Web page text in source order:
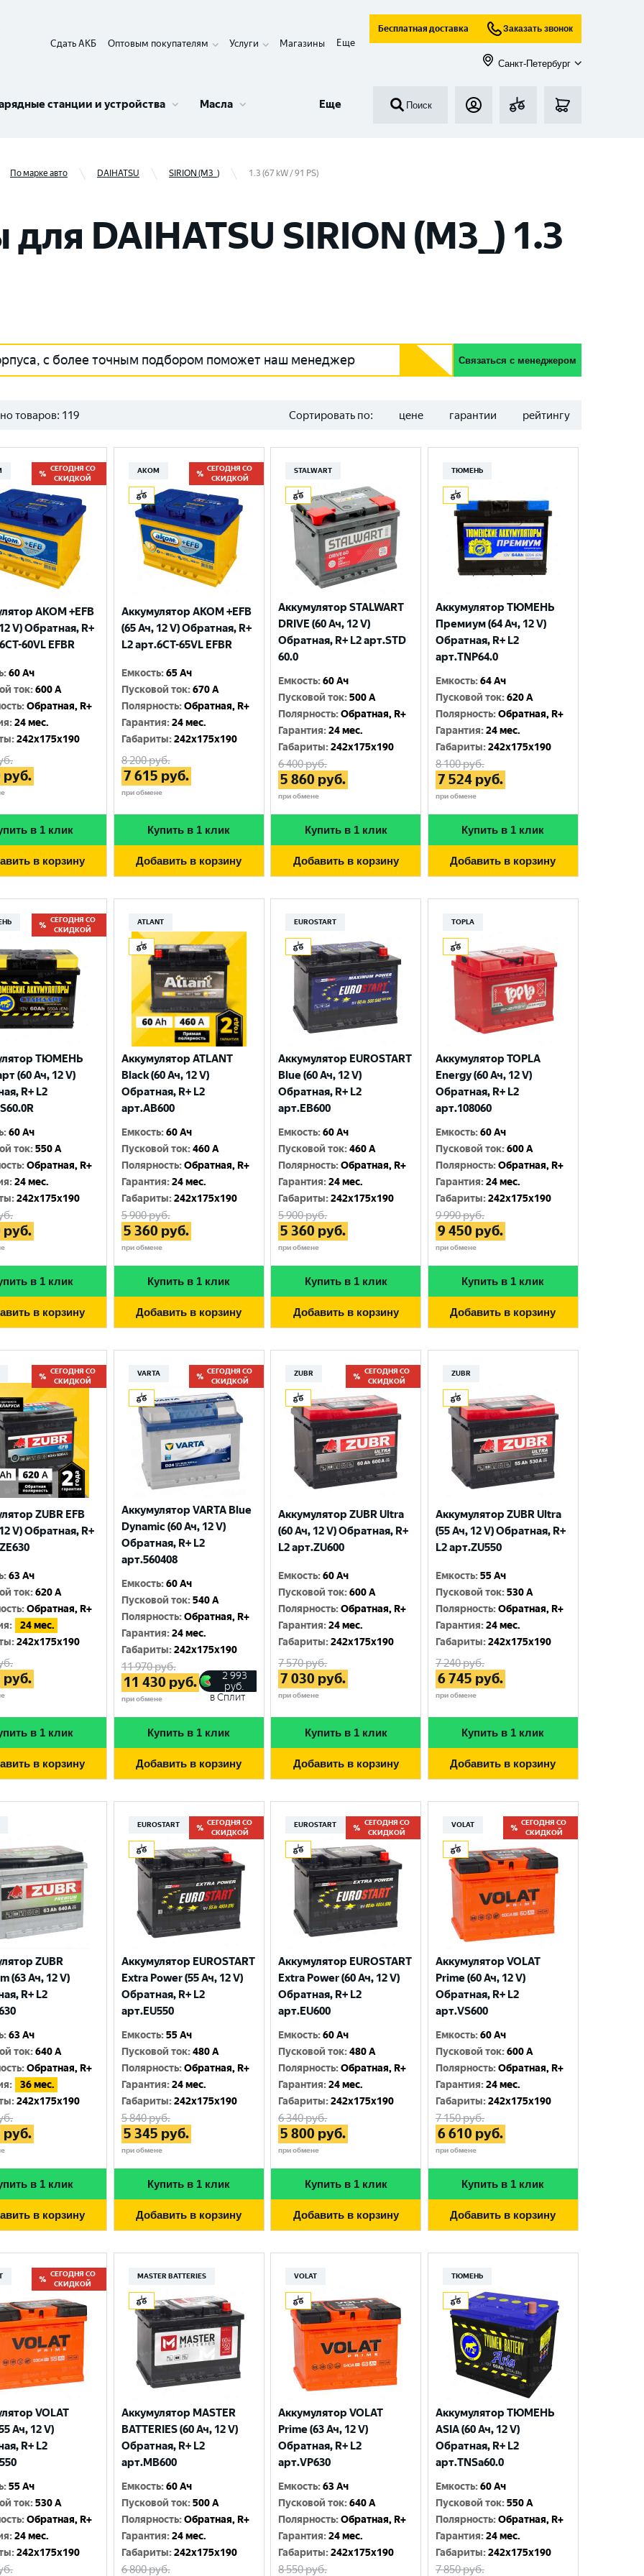
Сдать АКБ Оптовым покупателям Услуги Магазины Еще
Бесплатная доставка Заказать звонок
Санкт-Петербург
станции и устройства Масла Еще Поиск
По марке авто DAIHATSU SIRION (M3_) 1.3 (67 kW / 91 PS)
DAIHATSU SIRION (M3_) 1.3
с более точным подбором поможет наш менеджер Связаться с менеджером
товаров: 119 Сортировать по: цене гарантии рейтингу
СЕГОДНЯ СО
СКИДКОЙ
AKOM +EFB
V) Обратная, R+
60VL EFBR
:60 Ач
ток:600 A
:Обратная, R+
:24 мес.
:242x175x190
руб.
в 1 клик
в корзину
АКОМ
СЕГОДНЯ СО
СКИДКОЙ
Аккумулятор AKOM +EFB
(65 Ач, 12 V) Обратная, R+
L2 арт.6CT-65VL EFBR
Емкость:65 Ач
Пусковой ток:670 A
Полярность:Обратная, R+
Гарантия:24 мес.
Габариты:242x175x190
8 200руб.
7 615 руб.
при обмене
Купить в 1 клик
Добавить в корзину
STALWART
Аккумулятор STALWART
DRIVE (60 Ач, 12 V)
Обратная, R+ L2 арт.STD
60.0
Емкость:60 Ач
Пусковой ток:500 A
Полярность:Обратная, R+
Гарантия:24 мес.
Габариты:242x175x190
6 400руб.
5 860 руб.
при обмене
Купить в 1 клик
Добавить в корзину
ТЮМЕНЬ
Аккумулятор ТЮМЕНЬ
Премиум (64 Ач, 12 V)
Обратная, R+ L2
арт.TNP64.0
Емкость:64 Ач
Пусковой ток:620 A
Полярность:Обратная, R+
Гарантия:24 мес.
Габариты:242x175x190
8 100руб.
7 524руб.
при обмене
Купить в 1 клик
Добавить в корзину
СЕГОДНЯ СО
СКИДКОЙ
ТЮМЕНЬ
(60 Ач, 12 V)
R+ L2
:60 Ач
ток:550 A
:Обратная, R+
:24 мес.
:242x175x190
руб.
в 1 клик
в корзину
ATLANT
Аккумулятор ATLANT
Black (60 Ач, 12 V)
Обратная, R+ L2
арт.AB600
Емкость:60 Ач
Пусковой ток:460 A
Полярность:Обратная, R+
Гарантия:24 мес.
Габариты:242x175x190
5 900руб.
5 360 руб.
при обмене
Купить в 1 клик
Добавить в корзину
EUROSTART
Аккумулятор EUROSTART
Blue (60 Ач, 12 V)
Обратная, R+ L2
арт.EB600
Емкость:60 Ач
Пусковой ток:460 A
Полярность:Обратная, R+
Гарантия:24 мес.
Габариты:242x175x190
5 900руб.
5 360 руб.
при обмене
Купить в 1 клик
Добавить в корзину
TOPLA
Аккумулятор TOPLA
Energy (60 Ач, 12 V)
Обратная, R+ L2
арт.108060
Емкость:60 Ач
Пусковой ток:600 A
Полярность:Обратная, R+
Гарантия:24 мес.
Габариты:242x175x190
9 990руб.
9 450 руб.
при обмене
Купить в 1 клик
Добавить в корзину
СЕГОДНЯ СО
СКИДКОЙ
ZUBR EFB
V) Обратная, R+
:63 Ач
ток:620 A
:Обратная, R+
:
24 мес.
:242x175x190
руб.
в 1 клик
в корзину
VARTA
СЕГОДНЯ СО
СКИДКОЙ
Аккумулятор VARTA Blue
Dynamic (60 Ач, 12 V)
Обратная, R+ L2
арт.560408
Емкость:60 Ач
Пусковой ток:540 A
Полярность:Обратная, R+
Гарантия:24 мес.
Габариты:242x175x190
11 970руб.
11 430 руб.
при обмене
2 993
руб.
в Сплит
Купить в 1 клик
Добавить в корзину
ZUBR
СЕГОДНЯ СО
СКИДКОЙ
Аккумулятор ZUBR Ultra
(60 Ач, 12 V) Обратная, R+
L2 арт.ZU600
Емкость:60 Ач
Пусковой ток:600 A
Полярность:Обратная, R+
Гарантия:24 мес.
Габариты:242x175x190
7 570руб.
7 030 руб.
при обмене
Купить в 1 клик
Добавить в корзину
ZUBR
Аккумулятор ZUBR Ultra
(55 Ач, 12 V) Обратная, R+
L2 арт.ZU550
Емкость:55 Ач
Пусковой ток:530 A
Полярность:Обратная, R+
Гарантия:24 мес.
Габариты:242x175x190
7 240руб.
6 745 руб.
при обмене
Купить в 1 клик
Добавить в корзину
ZUBR
(63 Ач, 12 V)
R+ L2
:63 Ач
ток:640 A
:Обратная, R+
:
36 мес.
:242x175x190
руб.
в 1 клик
в корзину
EUROSTART
СЕГОДНЯ СО
СКИДКОЙ
Аккумулятор EUROSTART
Extra Power (55 Ач, 12 V)
Обратная, R+ L2
арт.EU550
Емкость:55 Ач
Пусковой ток:480 A
Полярность:Обратная, R+
Гарантия:24 мес.
Габариты:242x175x190
5 840руб.
5 345 руб.
при обмене
Купить в 1 клик
Добавить в корзину
EUROSTART
СЕГОДНЯ СО
СКИДКОЙ
Аккумулятор EUROSTART
Extra Power (60 Ач, 12 V)
Обратная, R+ L2
арт.EU600
Емкость:60 Ач
Пусковой ток:480 A
Полярность:Обратная, R+
Гарантия:24 мес.
Габариты:242x175x190
6 340руб.
5 800 руб.
при обмене
Купить в 1 клик
Добавить в корзину
VOLAT
СЕГОДНЯ СО
СКИДКОЙ
Аккумулятор VOLAT
Prime (60 Ач, 12 V)
Обратная, R+ L2
арт.VS600
Емкость:60 Ач
Пусковой ток:600 A
Полярность:Обратная, R+
Гарантия:24 мес.
Габариты:242x175x190
7 150руб.
6 610 руб.
при обмене
Купить в 1 клик
Добавить в корзину
СЕГОДНЯ СО
СКИДКОЙ
VOLAT
Ач, 12 V)
R+ L2
:55 Ач
ток:530 A
:Обратная, R+
:24 мес.
:242x175x190
MASTER BATTERIES
Аккумулятор MASTER
BATTERIES (60 Ач, 12 V)
Обратная, R+ L2
арт.MB600
Емкость:60 Ач
Пусковой ток:500 A
Полярность:Обратная, R+
Гарантия:24 мес.
Габариты:242x175x190
6 800руб.
VOLAT
Аккумулятор VOLAT
Prime (63 Ач, 12 V)
Обратная, R+ L2
арт.VP630
Емкость:63 Ач
Пусковой ток:640 A
Полярность:Обратная, R+
Гарантия:24 мес.
Габариты:242x175x190
8 550руб.
ТЮМЕНЬ
Аккумулятор ТЮМЕНЬ
ASIA (60 Ач, 12 V)
Обратная, R+ L2
арт.TNSa60.0
Емкость:60 Ач
Пусковой ток:550 A
Полярность:Обратная, R+
Гарантия:24 мес.
Габариты:242x175x190
7 850руб.
Выберите ваш город
Великий Новгород
Гатчина
Москва
Санкт-Петербург
Смоленск